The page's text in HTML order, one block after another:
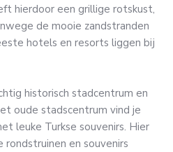
hierdoor een grillige rotskust,
de mooie zandstranden
hotels en resorts liggen bij
historisch stadcentrum en
oude stadscentrum vind je
leuke Turkse souvenirs. Hier
rondstruinen en souvenirs